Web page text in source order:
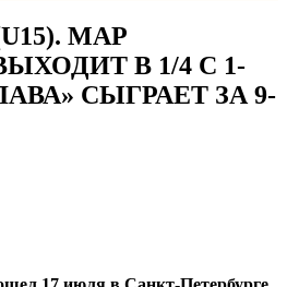
МАР
В 1/4 С 1-
СЫГРАЕТ ЗА 9-